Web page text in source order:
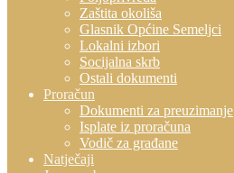
Zaštita okoliša
Glasnik Općine Semeljci
Lokalni izbori
Socijalna skrb
Ostali dokumenti
Proračun
Dokumenti za preuzimanje
Isplate iz proračuna
Vodič za građane
Natječaji